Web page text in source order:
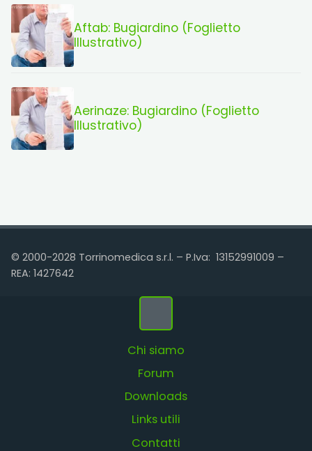
Aftab: Bugiardino (Foglietto
Illustrativo)
Aerinaze: Bugiardino (Foglietto
Illustrativo)
© 2000-2028 Torrinomedica s.r.l. – P.Iva: 13152991009 –
REA: 1427642
Chi siamo
Forum
Downloads
Links utili
Contatti